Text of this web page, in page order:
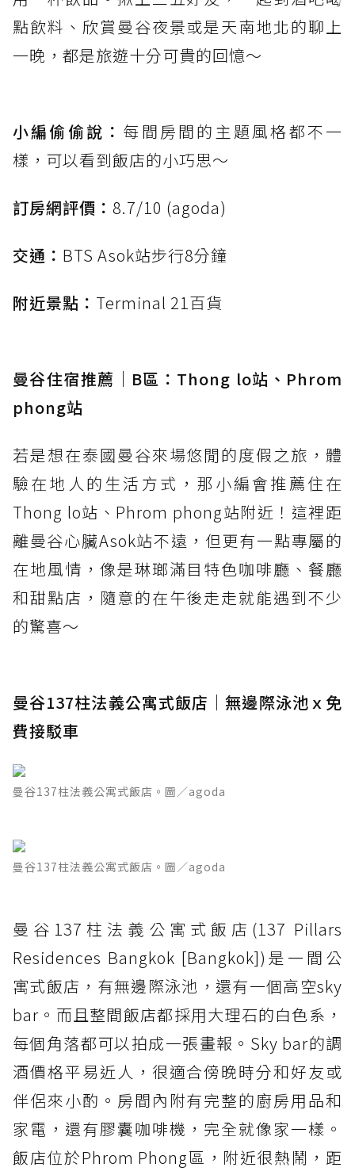
點飲料、欣賞曼谷夜景或是天南地北的聊上
一晚，都是旅遊十分可貴的回憶～
小編偷偷說： 每間房間的主題風格都不一
樣，可以看到飯店的小巧思～
訂房網評價： 8.7/10 (agoda)
交通： BTS Asok站步行8分鐘
附近景點： Terminal 21百貨
曼谷住宿推薦｜B區：Thong lo站、Phrom
phong站
若是想在泰國曼谷來場悠閒的度假之旅，體
驗在地人的生活方式，那小編會推薦住在
Thong lo站、Phrom phong站附近！這裡距
離曼谷心臟Asok站不遠，但更有一點專屬的
在地風情，像是琳瑯滿目特色咖啡廳、餐廳
和甜點店，隨意的在午後走走就能遇到不少
的驚喜～
曼谷137柱法義公寓式飯店｜無邊際泳池ｘ免
費接駁車
曼谷137柱法義公寓式飯店。圖／agoda
曼谷137柱法義公寓式飯店。圖／agoda
曼谷137柱法義公寓式飯店(137 Pillars
Residences Bangkok [Bangkok])是一間公
寓式飯店，有無邊際泳池，還有一個高空sky
bar。而且整間飯店都採用大理石的白色系，
每個角落都可以拍成一張畫報。Sky bar的調
酒價格平易近人，很適合傍晚時分和好友或
伴侶來小酌。房間內附有完整的廚房用品和
家電，還有膠囊咖啡機，完全就像家一樣。
飯店位於Phrom Phong區，附近很熱鬧，距